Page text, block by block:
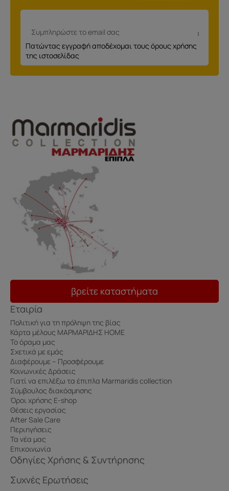
Πατώντας εγγραφή αποδέχομαι τους όρους χρήσης
της ιστοσελίδας
βρείτε καταστήματα
Εταιρία
Πολιτική για τη πρόληψη της βίας
Κάρτα μέλους ΜΑΡΜΑΡΙΔΗΣ HOME
Το όραμα μας
Σχετικά με εμάς
Διαφέρουμε – Προσφέρουμε
Κοινωνικές Δράσεις
Γιατί να επιλέξω τα έπιπλα Marmaridis collection
Σύμβουλος διακόσμησης
Όροι χρήσης E-shop
Θέσεις εργασίας
After Sale Care
Περιηγήσεις
Τα νέα μας
Επικοινωνία
Οδηγίες Χρήσης & Συντήρησης
Συχνές Ερωτήσεις